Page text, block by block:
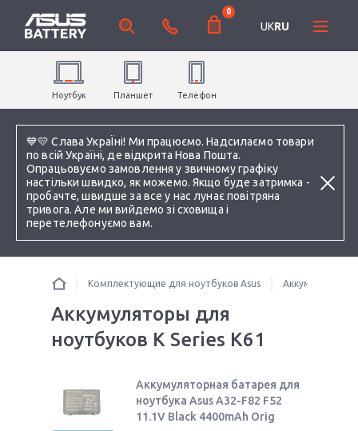
💙💛 Слава УкраЇні! Ми працюємо. Надсилаємо товари
по всій Україні, де відкрита Нова Пошта.
Опрацьовуємо замовлення у звичному графіку
настільки швидко, як можемо. Якщо буде затримка -
пробачте, швидше за все у нас лунає повітряна
тривога. Але ми вийдемо зі сховища і
перетелефонуємо вам.
0
UKRU
Ноутбук Планшет Телефон
Комплектующие для ноутбуков Asus Аккумуляторы
Аккумуляторы для
ноутбуков K Series K61
Аккумуляторная батарея для
ноутбука Asus A32-F82 F52
11.1V Black 4400mAh Orig